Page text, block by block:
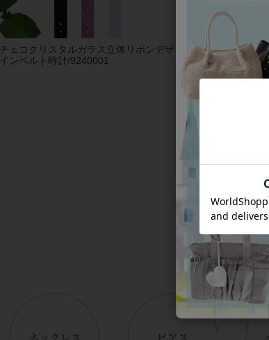
チェコクリスタルガラス立体リボンデザ
インベルト時計/9240001
【アンジェラカプッ
りイヤリング/